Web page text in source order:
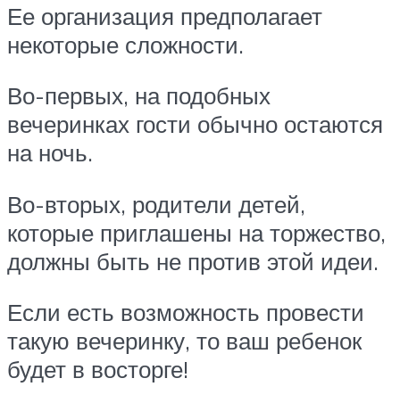
Ее организация предполагает
некоторые сложности.
Во-первых, на подобных
вечеринках гости обычно остаются
на ночь.
Во-вторых, родители детей,
которые приглашены на торжество,
должны быть не против этой идеи.
Если есть возможность провести
такую вечеринку, то ваш ребенок
будет в восторге!